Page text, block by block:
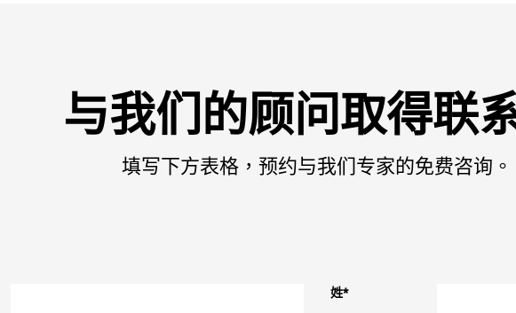
与我们的顾问取得联
填写下方表格，预约与我们专家的免费咨询。
姓*